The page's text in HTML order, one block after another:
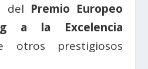
del Premio Europeo
a la Excelencia
otros prestigiosos